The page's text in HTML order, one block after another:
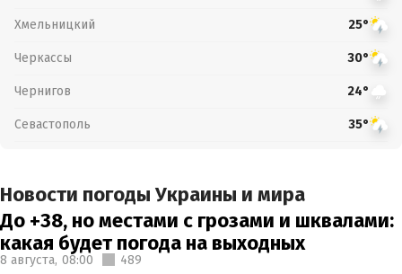
Хмельницкий 25°
Черкассы 30°
Чернигов 24°
Севастополь 35°
Новости погоды Украины и мира
До +38, но местами с грозами и шквалами:
какая будет погода на выходных
8 августа, 08:00 489